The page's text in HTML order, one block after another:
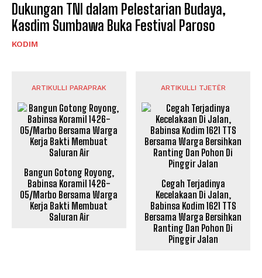
Dukungan TNI dalam Pelestarian Budaya,
Kasdim Sumbawa Buka Festival Paroso
KODIM
ARTIKULLI PARAPRAK
Bangun Gotong Royong,
Babinsa Koramil 1426-
05/Marbo Bersama Warga
Kerja Bakti Membuat
Saluran Air
ARTIKULLI TJETËR
Cegah Terjadinya
Kecelakaan Di Jalan,
Babinsa Kodim 1621 TTS
Bersama Warga Bersihkan
Ranting Dan Pohon Di
Pinggir Jalan